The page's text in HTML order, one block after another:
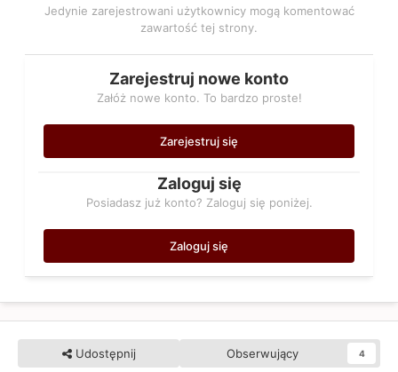
Jedynie zarejestrowani użytkownicy mogą komentować
zawartość tej strony.
Zarejestruj nowe konto
Załóż nowe konto. To bardzo proste!
Zarejestruj się
Zaloguj się
Posiadasz już konto? Zaloguj się poniżej.
Zaloguj się
Udostępnij Obserwujący 4